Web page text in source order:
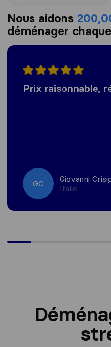
Nous aidons
déménager
Prix raisonnable,
GC
Giovanni
Italie